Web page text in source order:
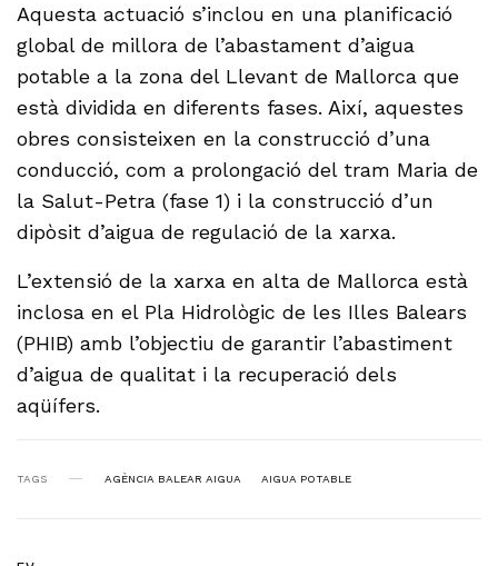
Aquesta actuació s’inclou en una planificació
global de millora de l’abastament d’aigua
potable a la zona del Llevant de Mallorca que
està dividida en diferents fases. Així, aquestes
obres consisteixen en la construcció d’una
conducció, com a prolongació del tram Maria de
la Salut-Petra (fase 1) i la construcció d’un
dipòsit d’aigua de regulació de la xarxa.
L’extensió de la xarxa en alta de Mallorca està
inclosa en el Pla Hidrològic de les Illes Balears
(PHIB) amb l’objectiu de garantir l’abastiment
d’aigua de qualitat i la recuperació dels
aqüífers.
TAGS AGÈNCIA BALEAR AIGUA AIGUA POTABLE